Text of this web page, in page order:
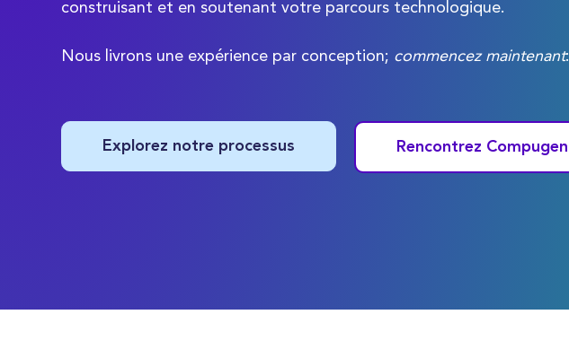
construisant et en soutenant votre parcours technologique.
Nous livrons une expérience par conception; commencez maintenant:
Explorez notre processus Rencontrez Compugen